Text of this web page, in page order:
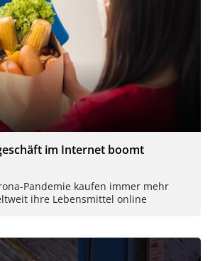
im Internet boomt
Pandemie kaufen immer mehr
ihre Lebensmittel online